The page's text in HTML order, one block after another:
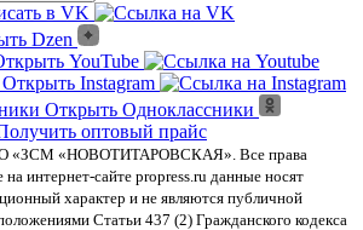
в VK
Dzen
YouTube
Открыть Instagram
Открыть Одноклассники
оптовый прайс
«ЗСМ «НОВОТИТАРОВСКАЯ». Все права
интернет-сайте propress.ru данные носят
характер и не являются публичной
Статьи 437 (2) Гражданского кодекса